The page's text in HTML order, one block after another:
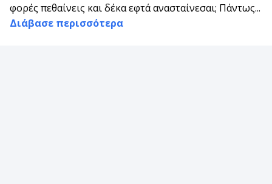
φορές πεθαίνεις και δέκα εφτά ανασταίνεσαι; Πάντως...
Διάβασε περισσότερα